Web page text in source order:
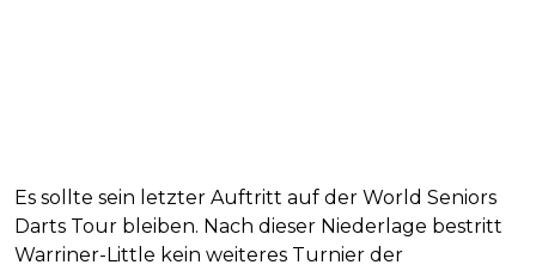
Es sollte sein letzter Auftritt auf der World Seniors
Darts Tour bleiben. Nach dieser Niederlage bestritt
Warriner-Little kein weiteres Turnier der